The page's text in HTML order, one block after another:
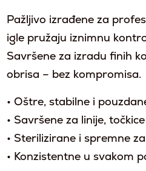
Pažljivo izrađene za
igle pružaju iznimnu
Savršene za izradu finih
obrisa – bez kompromisa.
• Oštre, stabilne i
• Savršene za linije,
• Sterilizirane i spremne
• Konzistentne u svakom